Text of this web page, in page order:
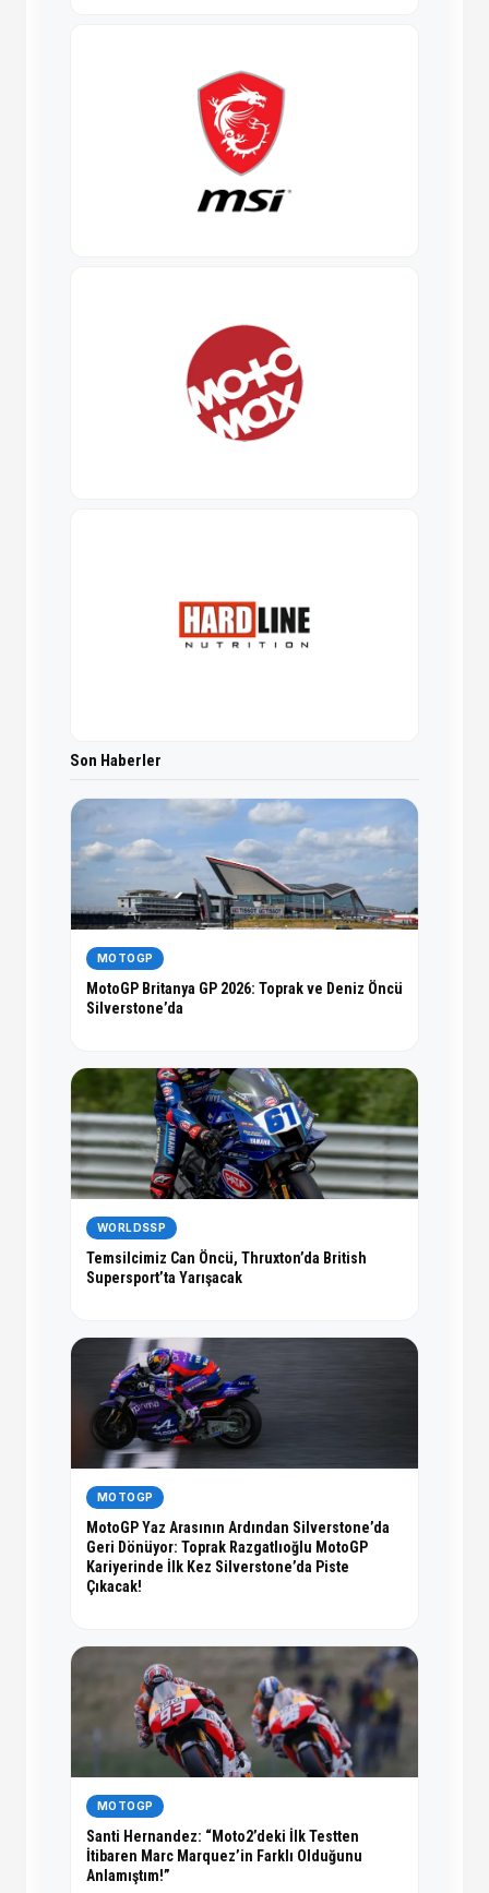
Son Haberler
MOTOGP
MotoGP Britanya GP 2026: Toprak ve Deniz Öncü
Silverstone’da
WORLDSSP
Temsilcimiz Can Öncü, Thruxton’da British
Supersport’ta Yarışacak
MOTOGP
MotoGP Yaz Arasının Ardından Silverstone’da
Geri Dönüyor: Toprak Razgatlıoğlu MotoGP
Kariyerinde İlk Kez Silverstone’da Piste
Çıkacak!
MOTOGP
Santi Hernandez: “Moto2’deki İlk Testten
İtibaren Marc Marquez’in Farklı Olduğunu
Anlamıştım!”